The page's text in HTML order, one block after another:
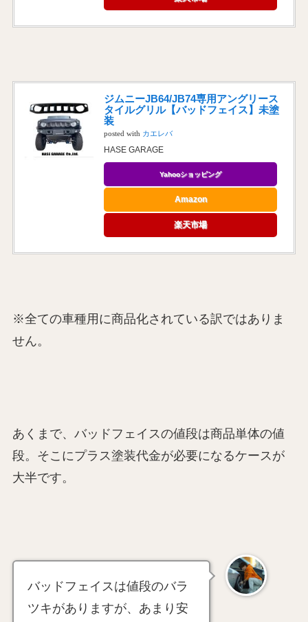
ジムニーJB64/JB74専用アングリース
タイルグリル【バッドフェイス】未塗
装
posted with カエレバ
HASE GARAGE
Yahooショッピング
Amazon
楽天市場
※全ての車種用に商品化されている訳ではありま
せん。
あくまで、バッドフェイスの値段は商品単体の値
段。そこにプラス塗装代金が必要になるケースが
大半です。
バッドフェイスは値段のバラ
ツキがありますが、あまり安